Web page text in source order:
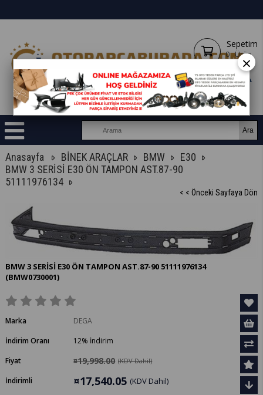
Sepetim
0 Ürün
Anasayfa BİNEK ARAÇLAR BMW
E30
BMW 3 SERİSİ E30 ÖN TAMPON AST.87-90
51111976134
< < Önceki Sayfaya Dön
BMW 3 SERİSİ E30 ÖN TAMPON AST.87-90 51111976134
(BMW0730001)
Marka
DEGA
İndirim Oranı
%
12
İndirim
Fiyat
¤19,998.00 (KDV Dahil)
İndirimli ¤17,540.05 (KDV Dahil)
×